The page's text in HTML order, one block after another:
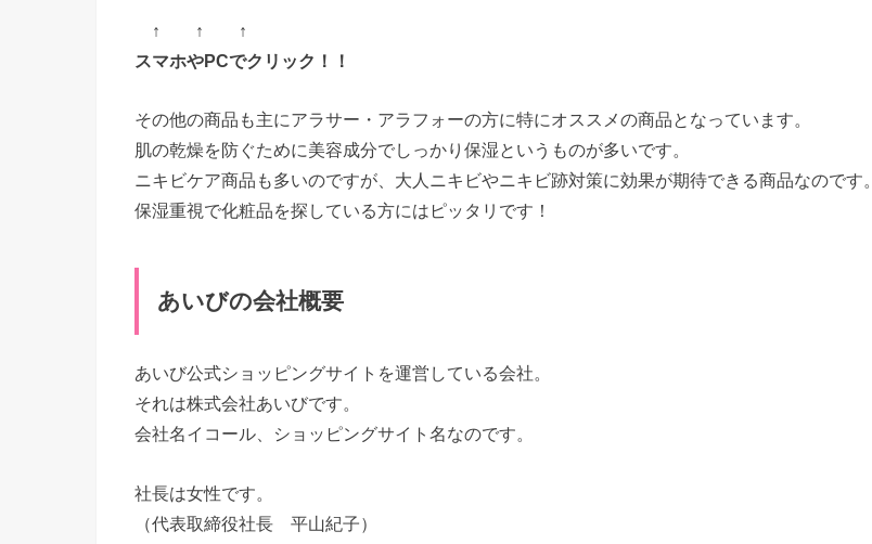
↑ ↑ ↑
スマホやPCでクリック！！
その他の商品も主にアラサー・アラフォーの方に特にオススメの商品となっています。
肌の乾燥を防ぐために美容成分でしっかり保湿というものが多いです。
ニキビケア商品も多いのですが、大人ニキビやニキビ跡対策に効果が期待できる商品なのです。
保湿重視で化粧品を探している方にはピッタリです！
あいびの会社概要
あいび公式ショッピングサイトを運営している会社。
それは株式会社あいびです。
会社名イコール、ショッピングサイト名なのです。
社長は女性です。
（代表取締役社長 平山紀子）